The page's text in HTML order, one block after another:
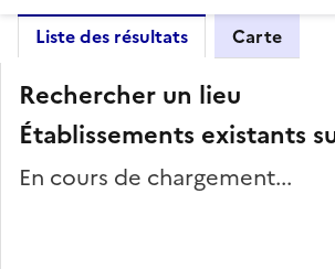
Liste des résultats Carte
Rechercher un lieu
Établissements existants
En cours de chargement...